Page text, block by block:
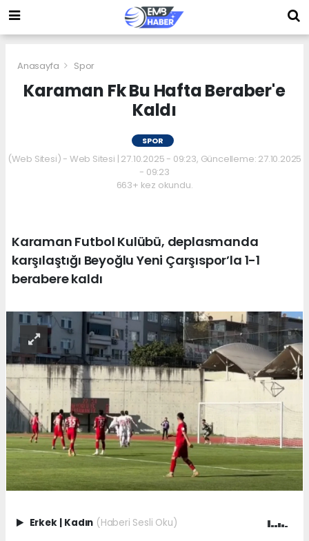
Anasayfa Spor
Karaman Fk Bu Hafta Beraber'e
Kaldı
SPOR
(Web Sitesi) - Web Sitesi | 27.10.2025 - 09:23, Güncelleme: 27.10.2025
- 09:23
663+ kez okundu.
Karaman Futbol Kulübü, deplasmanda
karşılaştığı Beyoğlu Yeni Çarşıspor’la 1-1
berabere kaldı
Erkek | Kadın (Haberi Sesli Oku)